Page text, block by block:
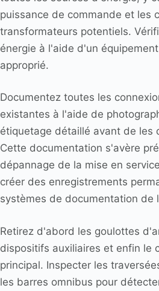
puissance de commande et les
transformateurs potentiels.
énergie à l'aide d'un
approprié.
Documentez toutes les
existantes à l'aide de
étiquetage détaillé avant de les
Cette documentation s'avère
dépannage de la mise en
créer des enregistrements
systèmes de documentation de
Retirez d'abord les goulottes
dispositifs auxiliaires et enfin le
principal. Inspecter les
les barres omnibus pour